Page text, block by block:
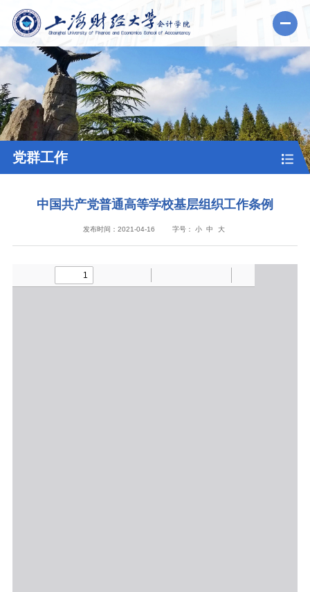
党群工作
中国共产党普通高等学校基层组织工作条例
发布时间：2021-04-16 字号： 小 中 大